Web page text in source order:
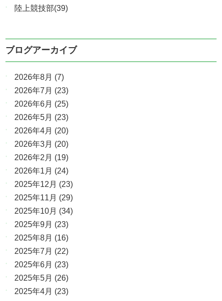
陸上競技部(39)
ブログアーカイブ
2026年8月 (7)
2026年7月 (23)
2026年6月 (25)
2026年5月 (23)
2026年4月 (20)
2026年3月 (20)
2026年2月 (19)
2026年1月 (24)
2025年12月 (23)
2025年11月 (29)
2025年10月 (34)
2025年9月 (23)
2025年8月 (16)
2025年7月 (22)
2025年6月 (23)
2025年5月 (26)
2025年4月 (23)